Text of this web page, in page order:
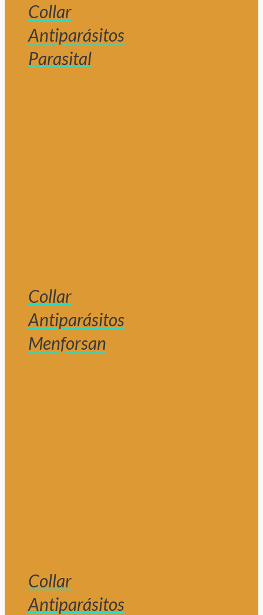
Collar
Antiparásitos
Parasital
Collar
Antiparásitos
Menforsan
Collar
Antiparásitos